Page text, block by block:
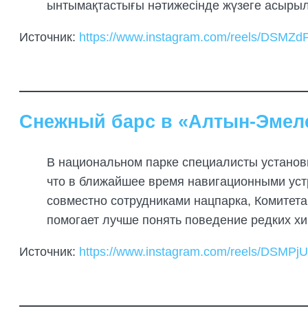
ынтымақтастығы нәтижесінде жүзеге
Источник: https://www.instagram.com/reels/
Снежный барс в «Алтын-
В национальном парке специалисты
что в ближайшее время навигационными
совместно сотрудниками нацпарка,
помогает лучше понять поведение редких
Источник: https://www.instagram.com/reels/